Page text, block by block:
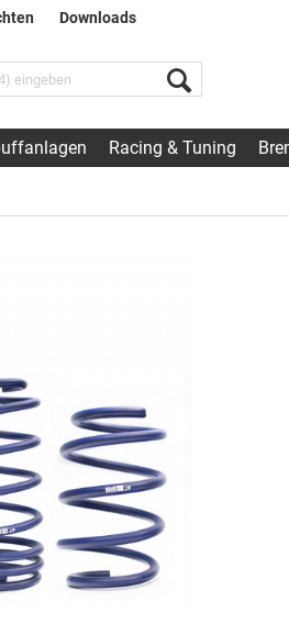
Downloads
Racing & Tuning